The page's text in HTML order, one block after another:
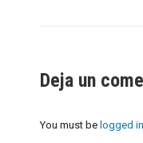
Deja un
You must be logged in